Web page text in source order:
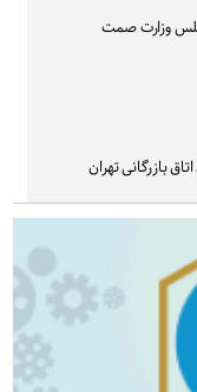
وزارت صمت
بازرگانی تهران